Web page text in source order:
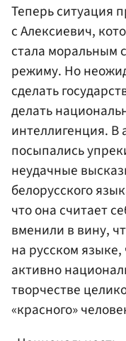
Теперь ситуация
с Алексиевич,
стала моральным
режиму. Но
сделать
делать
интеллигенция. В
посыпались
неудачные
белорусского
что она считает
вменили в вину,
на русском
активно
творчестве
«красного»